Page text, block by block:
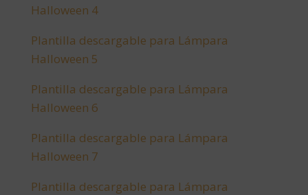
Halloween 4
Plantilla descargable para Lámpara
Halloween 5
Plantilla descargable para Lámpara
Halloween 6
Plantilla descargable para Lámpara
Halloween 7
Plantilla descargable para Lámpara